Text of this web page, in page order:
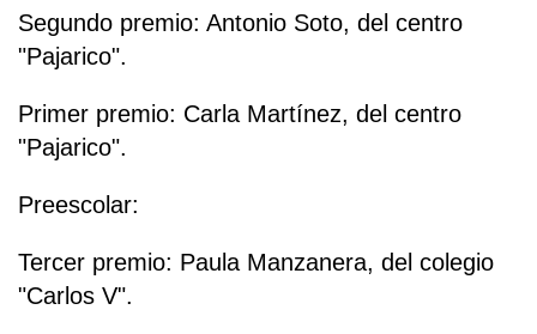
Segundo premio: Antonio Soto, del centro
"Pajarico".
Primer premio: Carla Martínez, del centro
"Pajarico".
Preescolar:
Tercer premio: Paula Manzanera, del colegio
"Carlos V".